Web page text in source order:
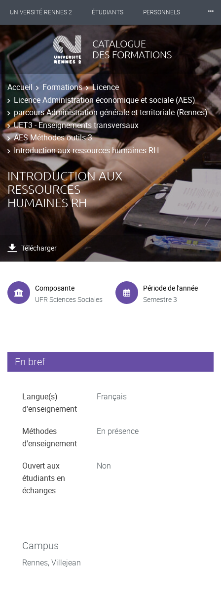
UNIVERSITÉ RENNES 2 ÉTUDIANTS PERSONNELS
INTERNATIONAL PROFESSIONNELS
LES NOUVELLES DE RENNES 2
⸱⸱⸱
CATALOGUE
DES FORMATIONS
Accueil Formations
Licence
Licence Administration économique et sociale (AES)
parcours Administration générale et territoriale (Rennes)
UET3 - Enseignements transversaux
AES Méthodes outils 3
Introduction aux ressources humaines RH
INTRODUCTION AUX
RESSOURCES
HUMAINES RH
Télécharger
Composante
UFR Sciences Sociales
Période de l'année
Semestre 3
En bref
Langue(s)
d'enseignement
Français
Méthodes
d'enseignement
En présence
Ouvert aux
étudiants en
échanges
Non
Campus
Rennes, Villejean